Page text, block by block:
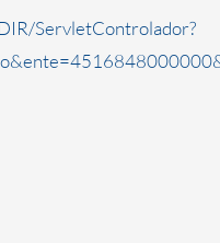
ServletControlador?